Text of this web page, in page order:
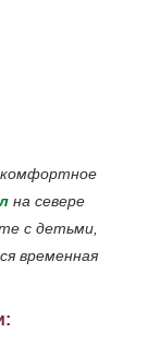
на севере
с детьми,
временная